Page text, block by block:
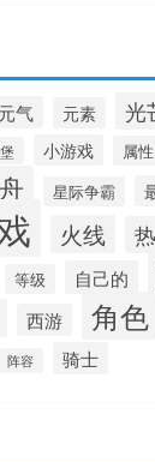
元气 元素 光
小游戏 属性
星际争霸
火线
等级 自己的
西游 角色
阵容 骑士